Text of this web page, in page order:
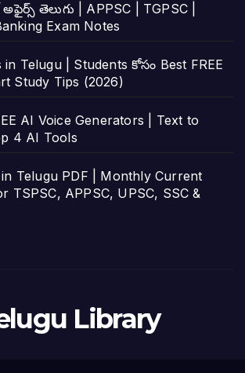
తెలుగు | APPSC | TGPSC |
Exam Notes
Telugu | Students కోసం Best FREE
Study Tips (2026)
AI Voice Generators | Text to
4 AI Tools
Telugu PDF | Monthly Current
TSPSC, APPSC, UPSC, SSC &
Library